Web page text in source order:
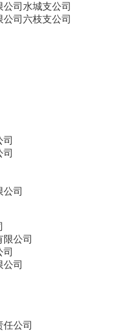
司水城支公司
司六枝支公司
司
公司
司
公司